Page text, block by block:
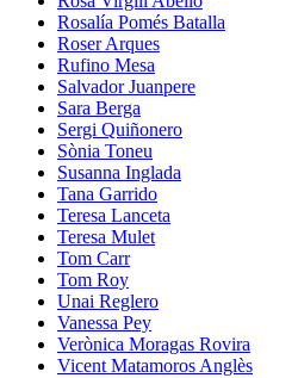
Rosalía Pomés Batalla
Roser Arques
Rufino Mesa
Salvador Juanpere
Sara Berga
Sergi Quiñonero
Sònia Toneu
Susanna Inglada
Tana Garrido
Teresa Lanceta
Teresa Mulet
Tom Carr
Tom Roy
Unai Reglero
Vanessa Pey
Verònica Moragas Rovira
Vicent Matamoros Anglès